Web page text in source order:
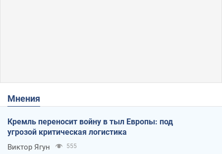
Мнения
Кремль переносит войну в тыл Европы: под
угрозой критическая логистика
Виктор Ягун 555